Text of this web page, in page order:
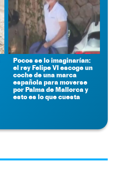
Pocos se lo imaginarían:
el rey Felipe VI escoge un
coche de una marca
española para moverse
por Palma de Mallorca y
esto es lo que cuesta